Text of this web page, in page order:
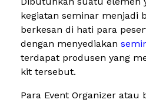
kegiatan seminar menjadi
berkesan di hati para
dengan menyediakan
terdapat produsen yang
kit tersebut.
Para Event Organizer atau